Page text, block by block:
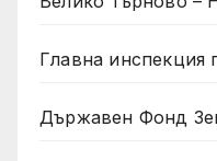
Главна инспекция
Държавен Фонд